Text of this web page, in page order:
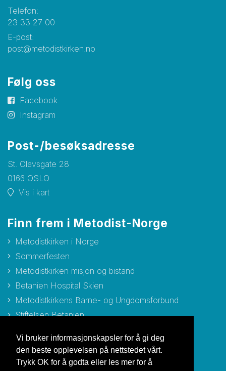
Vi bruker informasjonskapsler for å gi deg
den beste opplevelsen på nettstedet vårt.
Trykk OK for å godta eller les mer for å
Telefon:
23 33 27 00
E-post:
post@metodistkirken.no
Følg oss
Facebook
Instagram
Post-/besøksadresse
St. Olavsgate 28
0166 OSLO
Vis i kart
Finn frem i Metodist-Norge
Metodistkirken i Norge
Sommerfesten
Metodistkirken misjon og bistand
Betanien Hospital Skien
Metodistkirkens Barne- og Ungdomsforbund
Stiftelsen Betanien